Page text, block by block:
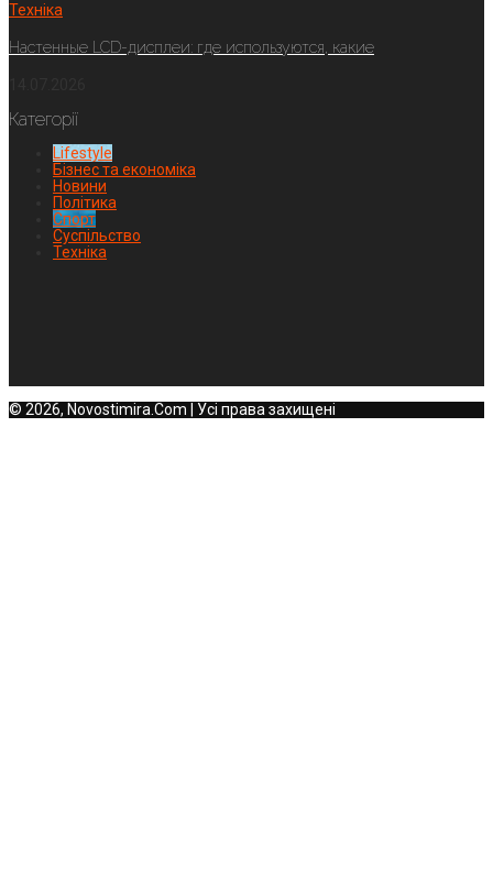
Техніка
Настенные LCD-дисплеи: где используются, какие
Категорії
Lifestyle
Бізнес та економіка
Новини
Політика
Спорт
Суспільство
Техніка
© 2026, Novostimira.Com | Усі права захищені